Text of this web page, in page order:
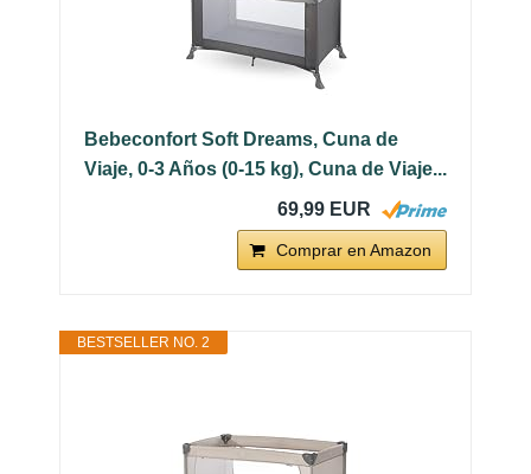
Bebeconfort Soft Dreams, Cuna de
Viaje, 0-3 Años (0-15 kg), Cuna de Viaje...
69,99 EUR
Comprar en Amazon
BESTSELLER NO. 2